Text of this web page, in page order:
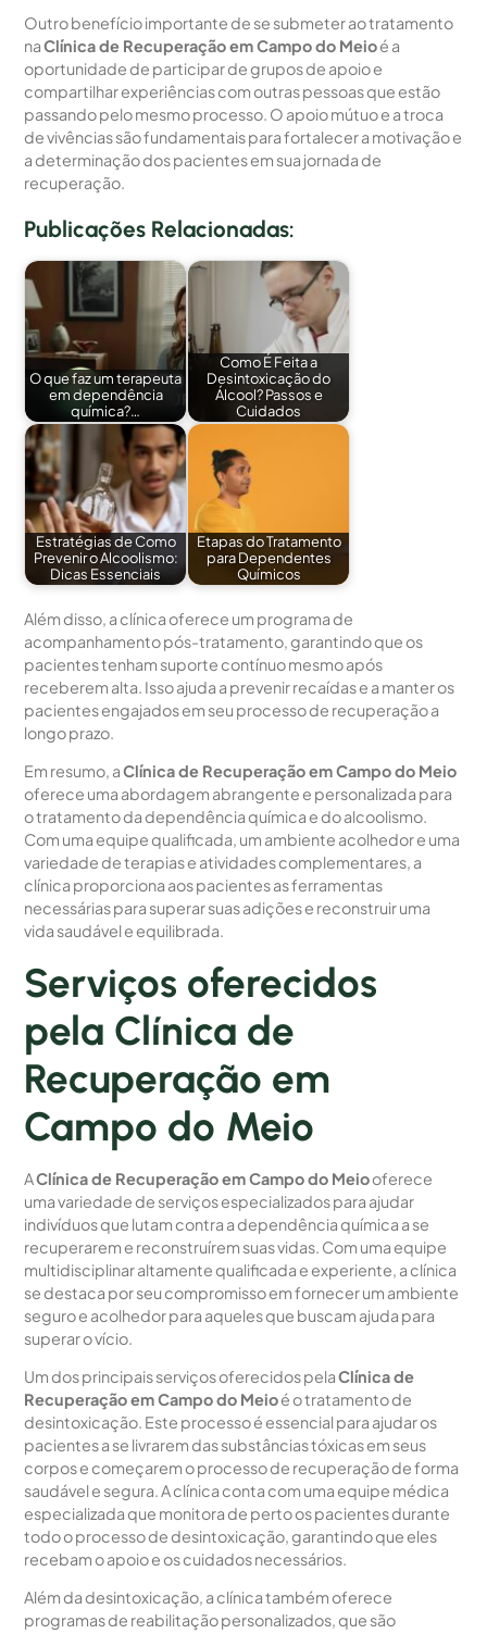
Outro benefício importante de se submeter ao tratamento
naClínica de Recuperação em Campo do Meioé a
oportunidade de participar de grupos de apoio e
compartilhar experiências com outras pessoas que estão
passando pelo mesmo processo. O apoio mútuo e a troca
de vivências são fundamentais para fortalecer a motivação e
a determinação dos pacientes em sua jornada de
recuperação.
Publicações Relacionadas:
O que faz um terapeuta
em dependência
química?…
Como É Feita a
Desintoxicação do
Álcool? Passos e
Cuidados
Estratégias de Como
Prevenir o Alcoolismo:
Dicas Essenciais
Etapas do Tratamento
para Dependentes
Químicos
Além disso, a clínica oferece um programa de
acompanhamento pós-tratamento, garantindo que os
pacientes tenham suporte contínuo mesmo após
receberem alta. Isso ajuda a prevenir recaídas e a manter os
pacientes engajados em seu processo de recuperação a
longo prazo.
Em resumo, aClínica de Recuperação em Campo do Meio
oferece uma abordagem abrangente e personalizada para
o tratamento da dependência química e do alcoolismo.
Com uma equipe qualificada, um ambiente acolhedor e uma
variedade de terapias e atividades complementares, a
clínica proporciona aos pacientes as ferramentas
necessárias para superar suas adições e reconstruir uma
vida saudável e equilibrada.
Serviços oferecidos
pela Clínica de
Recuperação em
Campo do Meio
AClínica de Recuperação em Campo do Meiooferece
uma variedade de serviços especializados para ajudar
indivíduos que lutam contra a dependência química a se
recuperarem e reconstruírem suas vidas. Com uma equipe
multidisciplinar altamente qualificada e experiente, a clínica
se destaca por seu compromisso em fornecer um ambiente
seguro e acolhedor para aqueles que buscam ajuda para
superar o vício.
Um dos principais serviços oferecidos pelaClínica de
Recuperação em Campo do Meioé o tratamento de
desintoxicação. Este processo é essencial para ajudar os
pacientes a se livrarem das substâncias tóxicas em seus
corpos e começarem o processo de recuperação de forma
saudável e segura. A clínica conta com uma equipe médica
especializada que monitora de perto os pacientes durante
todo o processo de desintoxicação, garantindo que eles
recebam o apoio e os cuidados necessários.
Além da desintoxicação, a clínica também oferece
programas de reabilitação personalizados, que são